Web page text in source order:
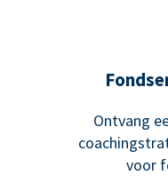
Ontvang
voor